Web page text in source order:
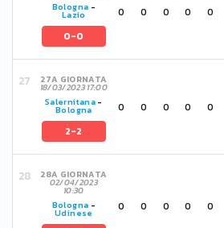
Bologna -
Lazio
0-0
0 0 0 0 0
27A GIORNATA
18/03/2023 17:00
Salernitana-
Bologna
2-2
0 0 0 0 0
28A GIORNATA
02/04/2023
10:30
Bologna -
Udinese 0 0 0 0 0